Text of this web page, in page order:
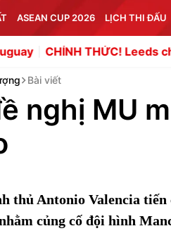
ASEAN CUP 2026 LỊCH THI ĐẤU
Leeds chiêu mộ
Bài viết
nghị MU
thủ Antonio Valencia
củng cố đội hình